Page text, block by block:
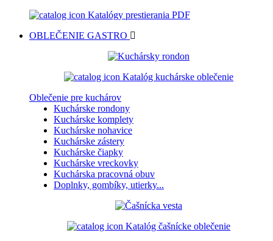
Katalógy prestierania PDF
OBLEČENIE GASTRO
Katalóg kuchárske oblečenie
Oblečenie pre kuchárov
Kuchárske rondony
Kuchárske komplety
Kuchárske nohavice
Kuchárske zástery
Kuchárske čiapky
Kuchárske vreckovky
Kuchárska pracovná obuv
Doplnky, gombíky, utierky...
Katalóg čašnícke oblečenie